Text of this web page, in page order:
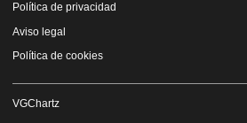
Política de privacidad
Aviso legal
Política de cookies
VGChartz